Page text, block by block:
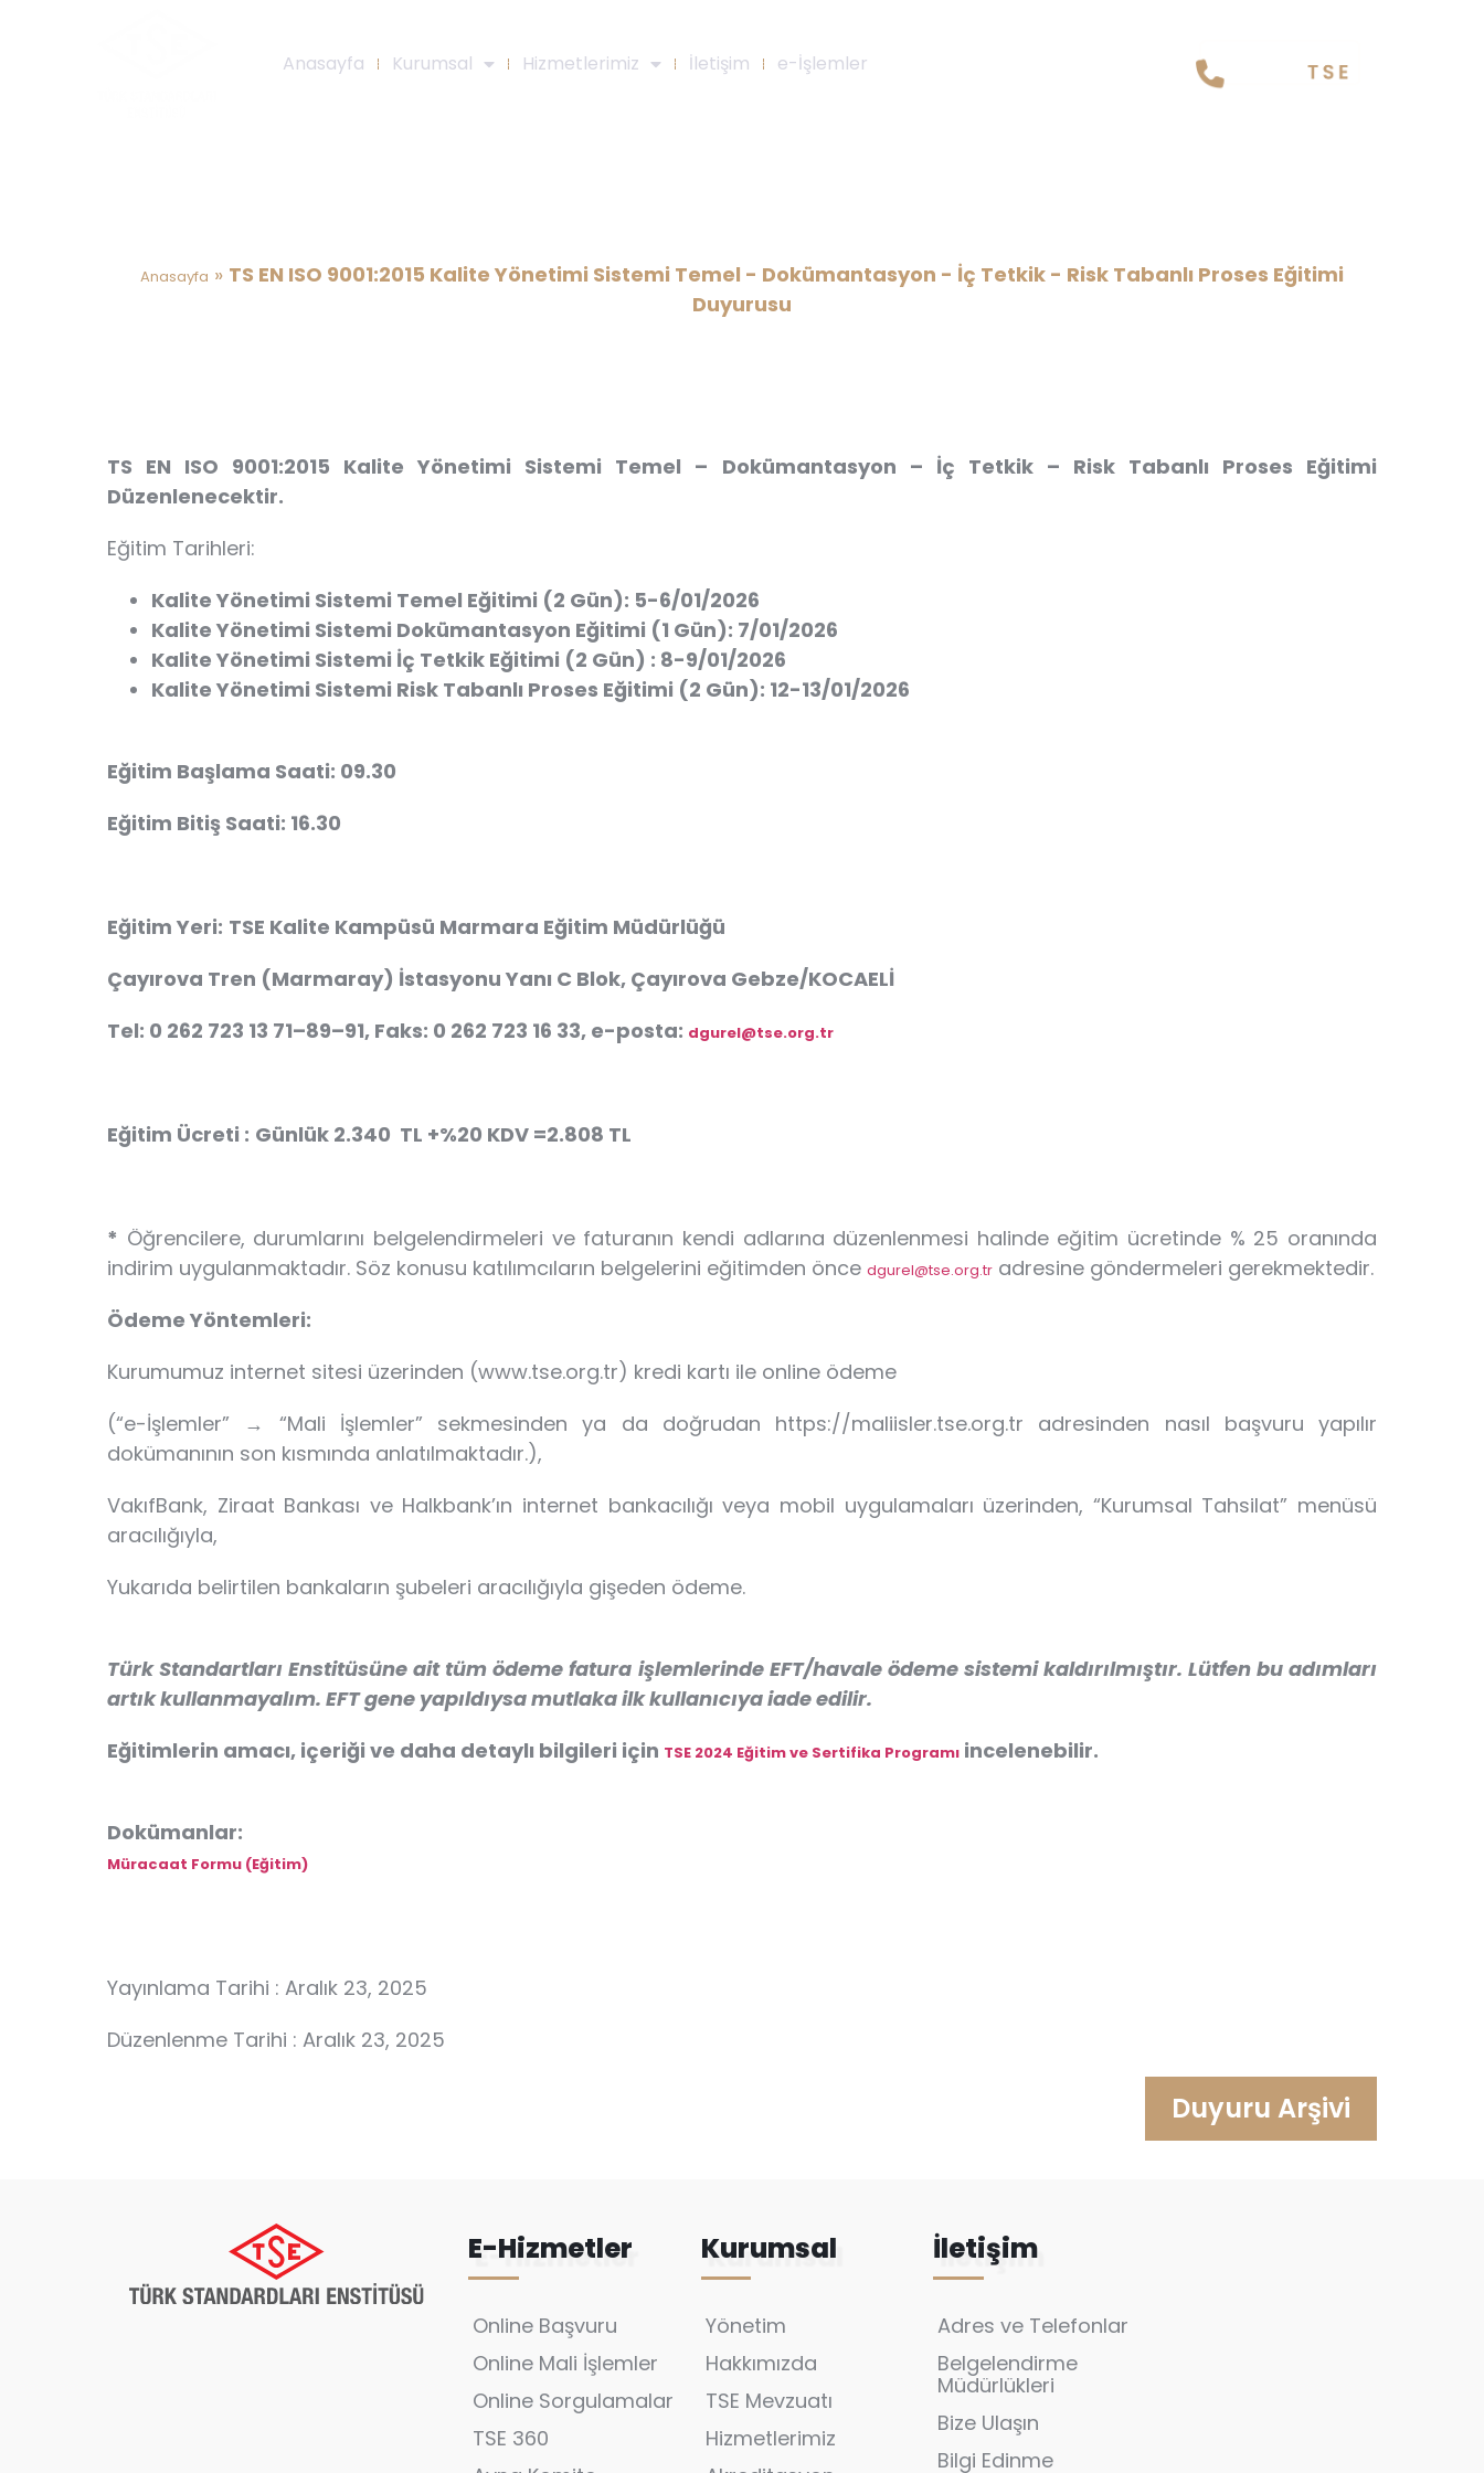
Anasayfa Kurumsal Hizmetlerimiz İletişim e-İşlemler
Anasayfa » TS EN ISO 9001:2015 Kalite Yönetimi Sistemi Temel - Dokümantasyon - İç Tetkik - Risk Tabanlı Proses Eğitimi
Duyurusu
TS EN ISO 9001:2015 Kalite Yönetimi Sistemi Temel – Dokümantasyon – İç Tetkik – Risk Tabanlı Proses Eğitimi
Düzenlenecektir.
Eğitim Tarihleri:
Kalite Yönetimi Sistemi Temel Eğitimi (2 Gün): 5-6/01/2026
Kalite Yönetimi Sistemi Dokümantasyon Eğitimi (1 Gün): 7/01/2026
Kalite Yönetimi Sistemi İç Tetkik Eğitimi (2 Gün) : 8-9/01/2026
Kalite Yönetimi Sistemi Risk Tabanlı Proses Eğitimi (2 Gün): 12-13/01/2026
Eğitim Başlama Saati: 09.30
Eğitim Bitiş Saati: 16.30
Eğitim Yeri: TSE Kalite Kampüsü Marmara Eğitim Müdürlüğü
Çayırova Tren (Marmaray) İstasyonu Yanı C Blok, Çayırova Gebze/KOCAELİ
Tel: 0 262 723 13 71–89–91, Faks: 0 262 723 16 33, e-posta: dgurel@tse.org.tr
Eğitim Ücreti : Günlük 2.340 TL +%20 KDV =2.808 TL
* Öğrencilere, durumlarını belgelendirmeleri ve faturanın kendi adlarına düzenlenmesi halinde eğitim ücretinde % 25 oranında
indirim uygulanmaktadır. Söz konusu katılımcıların belgelerini eğitimden önce dgurel@tse.org.tr adresine göndermeleri gerekmektedir.
Ödeme Yöntemleri:
Kurumumuz internet sitesi üzerinden (www.tse.org.tr) kredi kartı ile online ödeme
(“e-İşlemler” → “Mali İşlemler” sekmesinden ya da doğrudan https://maliisler.tse.org.tr adresinden nasıl başvuru yapılır
dokümanının son kısmında anlatılmaktadır.),
VakıfBank, Ziraat Bankası ve Halkbank’ın internet bankacılığı veya mobil uygulamaları üzerinden, “Kurumsal Tahsilat” menüsü
aracılığıyla,
Yukarıda belirtilen bankaların şubeleri aracılığıyla gişeden ödeme.
Türk Standartları Enstitüsüne ait tüm ödeme fatura işlemlerinde EFT/havale ödeme sistemi kaldırılmıştır. Lütfen bu adımları
artık kullanmayalım. EFT gene yapıldıysa mutlaka ilk kullanıcıya iade edilir.
Eğitimlerin amacı, içeriği ve daha detaylı bilgileri için TSE 2024 Eğitim ve Sertifika Programı incelenebilir.
Dokümanlar:
Müracaat Formu (Eğitim)
Yayınlama Tarihi : Aralık 23, 2025
Düzenlenme Tarihi : Aralık 23, 2025
Duyuru Arşivi
E-Hizmetler
Online Başvuru
Online Mali İşlemler
Online Sorgulamalar
TSE 360
Kurumsal
Yönetim
Hakkımızda
TSE Mevzuatı
Hizmetlerimiz
İletişim
Adres ve Telefonlar
Belgelendirme
Müdürlükleri
Bize Ulaşın
Bilgi Edinme